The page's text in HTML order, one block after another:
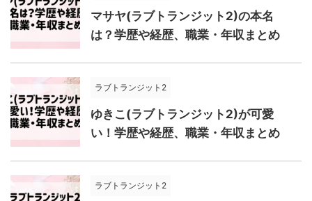
マサヤ(ラブトランジット2)の本名
は？学歴や経歴、職業・年収まとめ
ラブトランジット2
ゆきこ(ラブトランジット2)が可愛
い！学歴や経歴、職業・年収まとめ
ラブトランジット2